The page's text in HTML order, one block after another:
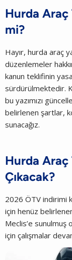
Hurda Araç
mi?
Hayır, hurda araç
düzenlemeler
kanun teklifinin
sürdürülmektedir.
bu yazımızı
belirlenen şartlar,
sunacağız.
Hurda Araç
Çıkacak?
2026 ÖTV indirimi
için henüz
Meclis’e sunulmuş
için çalışmalar